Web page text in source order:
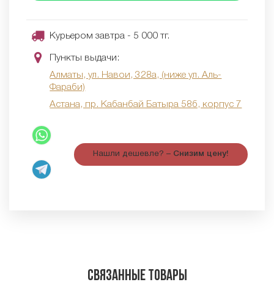
Курьером завтра - 5 000 тг.
Пункты выдачи:
Алматы, ул. Навои, 328а, (ниже ул. Аль-
Фараби)
Астана, пр. Кабанбай Батыра 58б, корпус 7
Нашли дешевле? – Снизим цену!
Связанные товары